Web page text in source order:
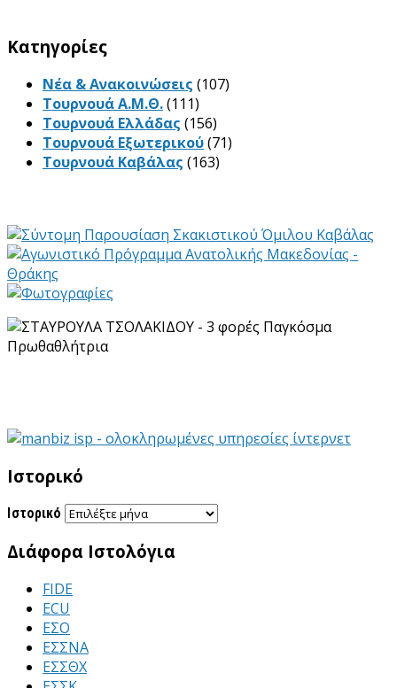
Kατηγορίες
Νέα & Ανακοινώσεις (107)
Τουρνουά Α.Μ.Θ.(111)
Τουρνουά Ελλάδας (156)
Τουρνουά Εξωτερικού(71)
Τουρνουά Καβάλας (163)
Ιστορικό
Ιστορικό
Διάφορα Ιστολόγια
FIDE
ECU
ΕΣΟ
ΕΣΣΝΑ
ΕΣΣΘΧ